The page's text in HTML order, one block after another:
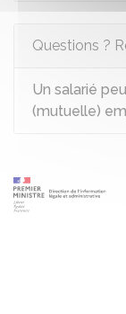
Questions ?
Un salarié
(mutuelle)